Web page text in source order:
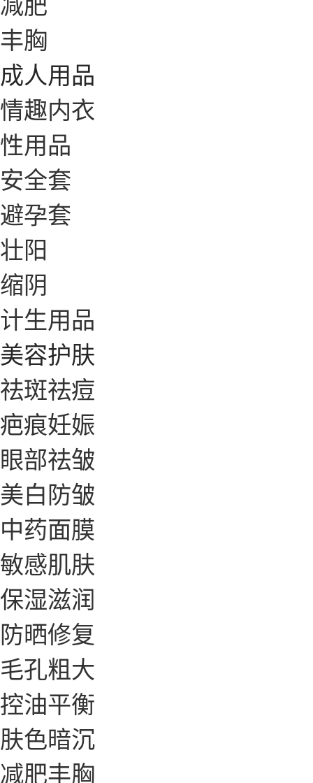
丰胸
成人用品
情趣内衣
性用品
安全套
避孕套
壮阳
缩阴
计生用品
美容护肤
祛斑祛痘
疤痕妊娠
眼部祛皱
美白防皱
中药面膜
敏感肌肤
保湿滋润
防晒修复
毛孔粗大
控油平衡
肤色暗沉
减肥丰胸